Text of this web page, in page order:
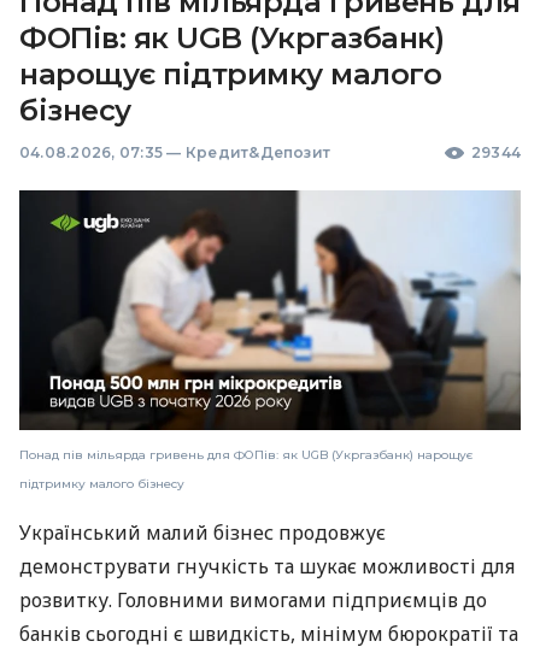
ФОПів: як UGB (Укргазбанк)
нарощує підтримку малого
бізнесу
04.08.2026, 07:35 — Кредит&Депозит 29344
Понад пів мільярда гривень для ФОПів: як UGB (Укргазбанк) нарощує
підтримку малого бізнесу
Український малий бізнес продовжує
демонструвати гнучкість та шукає можливості для
розвитку. Головними вимогами підприємців до
банків сьогодні є швидкість, мінімум бюрократії та